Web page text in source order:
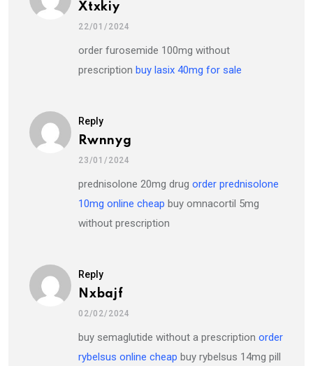
Xtxkiy
22/01/2024
order furosemide 100mg without
prescription buy lasix 40mg for sale
Reply
Rwnnyg
23/01/2024
prednisolone 20mg drug order prednisolone
10mg online cheap buy omnacortil 5mg
without prescription
Reply
Nxbajf
02/02/2024
buy semaglutide without a prescription order
rybelsus online cheap buy rybelsus 14mg pill